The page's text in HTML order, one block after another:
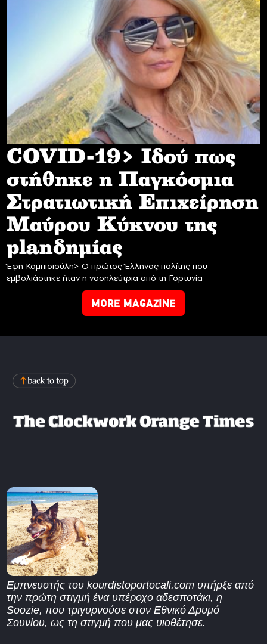
COVID-19> Iδού πως
στήθηκε η Παγκόσμια
Στρατιωτική Επιχείρηση
Mαύρου Κύκνου της
planδημίας
Έφη Καμπισιούλη> Ο πρώτος Έλληνας πολίτης που
εμβολιάστηκε ήταν η νοσηλεύτρια από τη Γορτυνία
MORE MAGAZINE
Εμπνευστής του kourdistoportocali.com υπήρξε από
την πρώτη στιγμή ένα υπέροχο αδεσποτάκι, η
Soozie, που τριγυρνούσε στον Εθνικό Δρυμό
Σουνίου, ως τη στιγμή που μας υιοθέτησε.